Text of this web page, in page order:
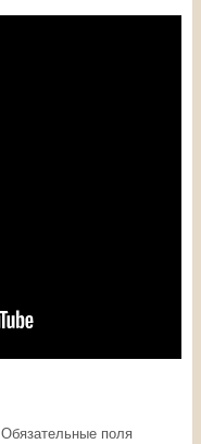
Обязательные поля